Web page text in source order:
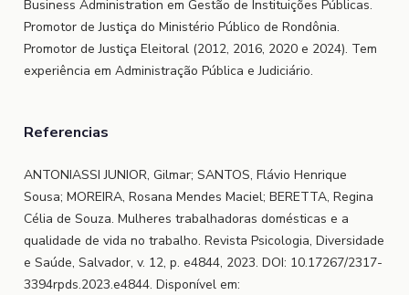
Business Administration em Gestão de Instituições Públicas.
Promotor de Justiça do Ministério Público de Rondônia.
Promotor de Justiça Eleitoral (2012, 2016, 2020 e 2024). Tem
experiência em Administração Pública e Judiciário.
Referencias
ANTONIASSI JUNIOR, Gilmar; SANTOS, Flávio Henrique
Sousa; MOREIRA, Rosana Mendes Maciel; BERETTA, Regina
Célia de Souza. Mulheres trabalhadoras domésticas e a
qualidade de vida no trabalho. Revista Psicologia, Diversidade
e Saúde, Salvador, v. 12, p. e4844, 2023. DOI: 10.17267/2317-
3394rpds.2023.e4844. Disponível em: